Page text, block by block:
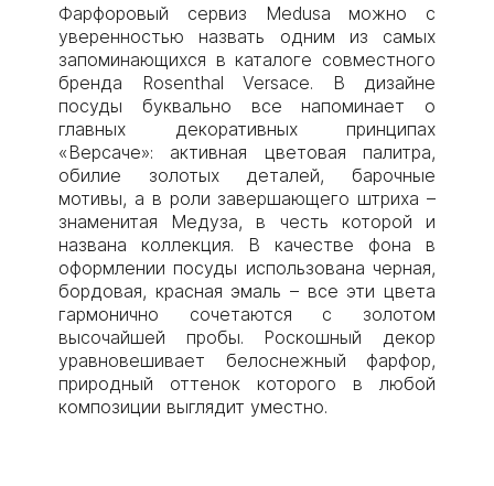
Фарфоровый сервиз Medusa можно с
уверенностью назвать одним из самых
запоминающихся в каталоге совместного
бренда Rosenthal Versace. В дизайне
посуды буквально все напоминает о
главных декоративных принципах
«Версаче»: активная цветовая палитра,
обилие золотых деталей, барочные
мотивы, а в роли завершающего штриха –
знаменитая Медуза, в честь которой и
названа коллекция. В качестве фона в
оформлении посуды использована черная,
бордовая, красная эмаль – все эти цвета
гармонично сочетаются с золотом
высочайшей пробы. Роскошный декор
уравновешивает белоснежный фарфор,
природный оттенок которого в любой
композиции выглядит уместно.